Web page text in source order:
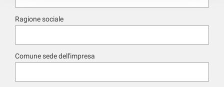
Ragione sociale
Comune sede dell'impresa